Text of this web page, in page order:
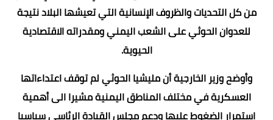
من كل التحديات والظروف الإنسانية التي تعيشها البلاد نتيجة
للعدوان الحوثي على الشعب اليمني ومقدراته الاقتصادية
الحيوية.
وأوضح وزير الخارجية أن مليشيا الحوثي لم توقف اعتداءاتها
العسكرية في مختلف المناطق اليمنية مشيرا الى أهمية
استمرار الضغوط عليها ودعم مجلس القيادة الرئاسي سياسيا